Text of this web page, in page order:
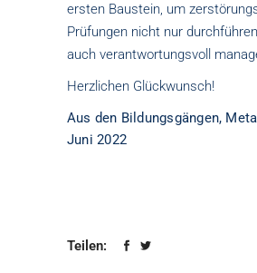
ersten Baustein, um
Prüfungen nicht nur
auch verantwortungsvoll
Herzlichen Glückwunsch!
Aus den Bildungsgängen,
Juni 2022
Teilen: